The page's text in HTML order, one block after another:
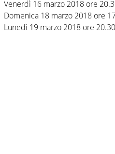
Venerdì 16 marzo 2018 ore
Domenica 18 marzo 2018 ore
Lunedì 19 marzo 2018 ore 20.30